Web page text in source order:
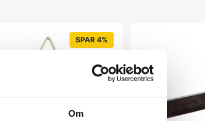
Om
SPAR 4%